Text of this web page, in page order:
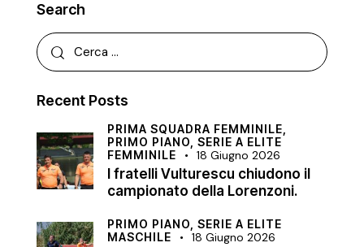
Search
Recent Posts
PRIMA SQUADRA FEMMINILE,
PRIMO PIANO, SERIE A ELITE
FEMMINILE
18 Giugno 2026
I fratelli Vulturescu chiudono il
campionato della Lorenzoni.
PRIMO PIANO, SERIE A ELITE
MASCHILE
18 Giugno 2026